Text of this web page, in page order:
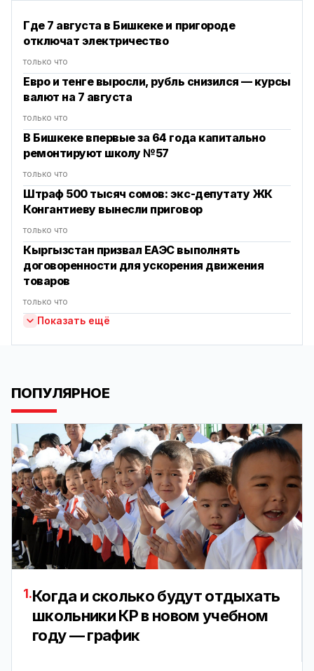
Где 7 августа в Бишкеке и пригороде
отключат электричество
только что
Евро и тенге выросли, рубль снизился — курсы
валют на 7 августа
только что
В Бишкеке впервые за 64 года капитально
ремонтируют школу №57
только что
Штраф 500 тысяч сомов: экс-депутату ЖК
Конгантиеву вынесли приговор
только что
Кыргызстан призвал ЕАЭС выполнять
договоренности для ускорения движения
товаров
только что
Показать ещё
ПОПУЛЯРНОЕ
1.Когда и сколько будут отдыхать
школьники КР в новом учебном
году — график